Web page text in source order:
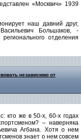
«Москвич» 1939
наш давний друг,
Большаков, -
регионального отделения
независимо от
кто же в 50-х, 60-х годах
– наверняка
Агбана. Хотя о нем
знает о нем совсем